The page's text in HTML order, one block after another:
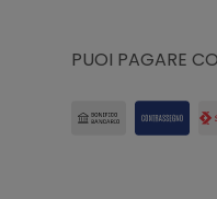
PUOI PAGARE